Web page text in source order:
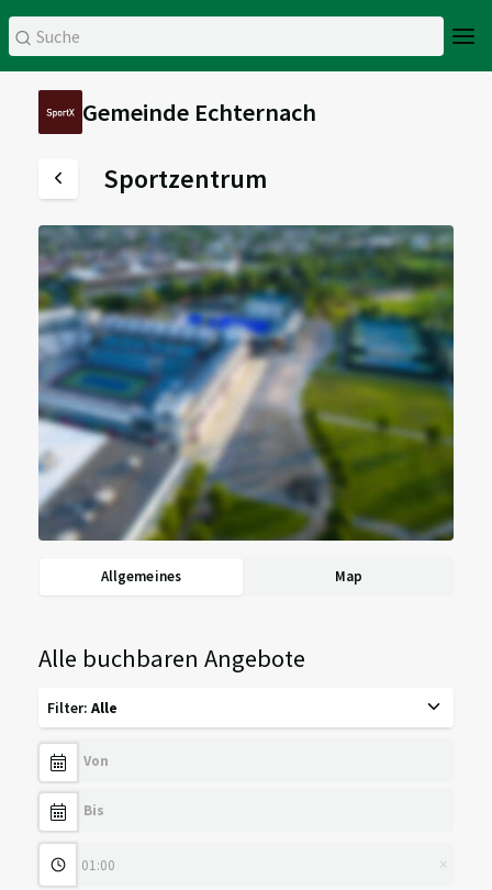
Gemeinde Echternach
Sportzentrum
Allgemeines Map
Alle buchbaren Angebote
Filter: Alle
×